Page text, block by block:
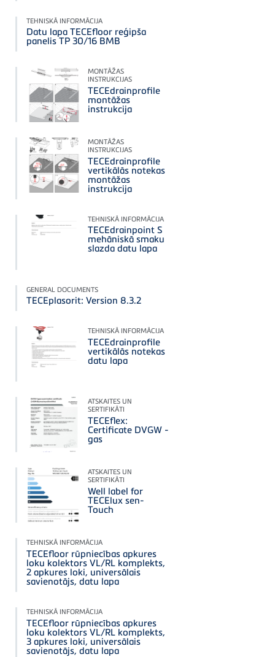
TEHNISKĀ INFORMĀCIJA
Datu lapa TECEfloor reģipša
panelis TP 30/16 BMB
MONTĀŽAS
INSTRUKCIJAS
TECEdrainprofile
montāžas
instrukcija
MONTĀŽAS
INSTRUKCIJAS
TECEdrainprofile
vertikālās notekas
montāžas
instrukcija
TEHNISKĀ INFORMĀCIJA
TECEdrainpoint S
mehāniskā smaku
slazda datu lapa
GENERAL DOCUMENTS
TECEplasorit: Version 8.3.2
TEHNISKĀ INFORMĀCIJA
TECEdrainprofile
vertikālās notekas
datu lapa
ATSKAITES UN
SERTIFIKĀTI
TECEflex:
Certificate DVGW -
gas
ATSKAITES UN
SERTIFIKĀTI
Well label for
TECElux sen-
Touch
TEHNISKĀ INFORMĀCIJA
TECEfloor rūpniecības apkures
loku kolektors VL/RL komplekts,
2 apkures loki, universālais
savienotājs, datu lapa
TEHNISKĀ INFORMĀCIJA
TECEfloor rūpniecības apkures
loku kolektors VL/RL komplekts,
3 apkures loki, universālais
savienotājs, datu lapa